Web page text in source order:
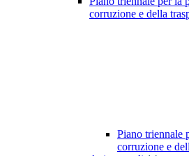
corruzione e della
Piano triennale
corruzione e